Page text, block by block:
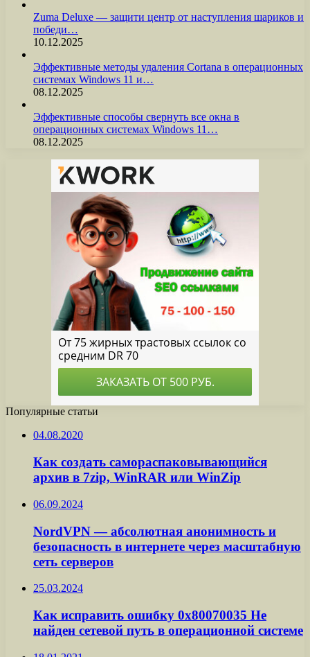
Zuma Deluxe — защити центр от наступления шариков и
победи…
10.12.2025
Эффективные методы удаления Cortana в операционных
системах Windows 11 и…
08.12.2025
Эффективные способы свернуть все окна в
операционных системах Windows 11…
08.12.2025
Популярные статьи
04.08.2020
Как создать самораспаковывающийся
архив в 7zip, WinRAR или WinZip
06.09.2024
NordVPN — абсолютная анонимность и
безопасность в интернете через масштабную
сеть серверов
25.03.2024
Как исправить ошибку 0x80070035 Не
найден сетевой путь в операционной системе